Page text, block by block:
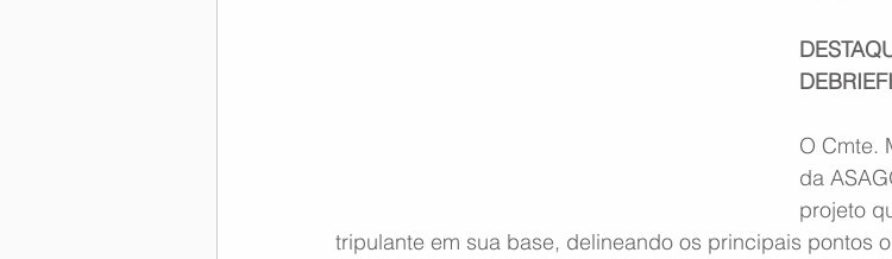
O Cmte.
da
projeto
tripulante em sua base, delineando os principais pontos